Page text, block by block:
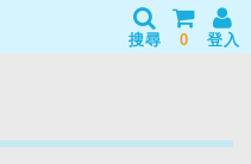
搜尋 0 登入